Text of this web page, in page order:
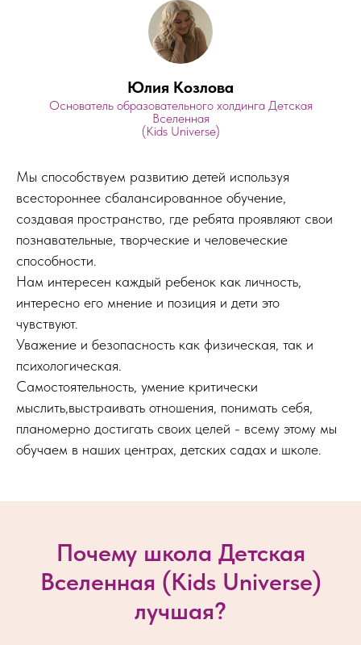
Юлия Козлова
Основатель образовательного холдинга Детская
Вселенная
(Kids Universe)
Мы способствуем развитию детей используя
всестороннее сбалансированное обучение,
создавая пространство, где ребята проявляют свои
познавательные, творческие и человеческие
способности.
Нам интересен каждый ребенок как личность,
интересно его мнение и позиция и дети это
чувствуют.
Уважение и безопасность как физическая, так и
психологическая.
Самостоятельность, умение критически
мыслить,выстраивать отношения, понимать себя,
планомерно достигать своих целей - всему этому мы
обучаем в наших центрах, детских садах и школе.
Почему школа Детская
Вселенная (Kids Universe)
лучшая?